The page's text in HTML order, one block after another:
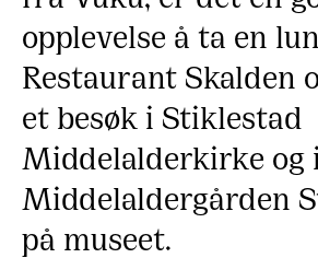
opplevelse å ta en
Restaurant Skalden
et besøk i Stiklestad
Middelalderkirke og i
Middelaldergården
på museet.